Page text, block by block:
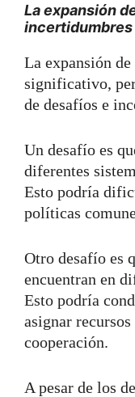
La expansión
incertidumbres
La expansión
significativo,
de desafíos e
Un desafío es
diferentes
Esto podría
políticas
Otro desafío es
encuentran en
Esto podría
asignar
cooperación.
A pesar de los